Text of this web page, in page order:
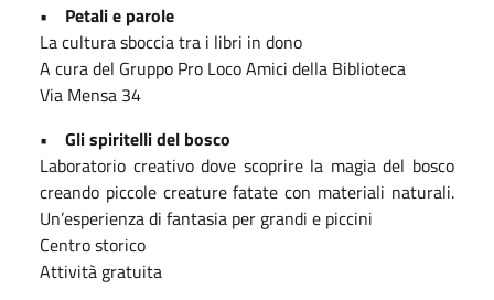
• Petali e parole
La cultura sboccia tra i libri in dono
A cura del Gruppo Pro Loco Amici della Biblioteca
Via Mensa 34
• Gli spiritelli del bosco
Laboratorio creativo dove scoprire la magia del bosco
creando piccole creature fatate con materiali naturali.
Un’esperienza di fantasia per grandi e piccini
Centro storico
Attività gratuita